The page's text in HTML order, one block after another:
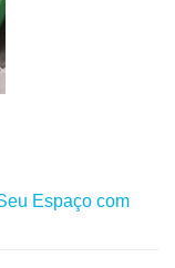
Espaço com